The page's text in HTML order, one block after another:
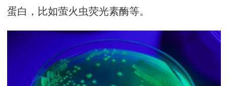
蛋白，比如萤火虫荧光素酶等。